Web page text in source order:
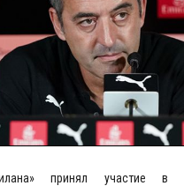
принял участие в